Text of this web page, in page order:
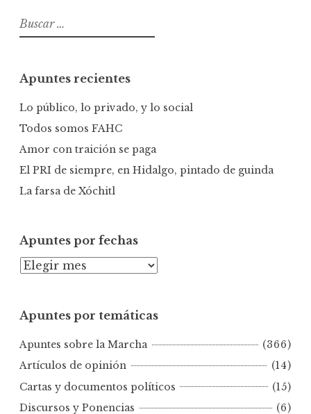
B
u
a
r
Apuntes recientes
Lo público, lo privado, y lo social
Todos somos FAHC
Amor con traición se paga
El PRI de siempre, en Hidalgo, pintado de guinda
La farsa de Xóchitl
Apuntes por fechas
A
n
e
s
p
Apuntes por temáticas
Apuntes sobre la Marcha
(366)
Artículos de opinión
(14)
Cartas y documentos políticos
(15)
Discursos y Ponencias
(6)